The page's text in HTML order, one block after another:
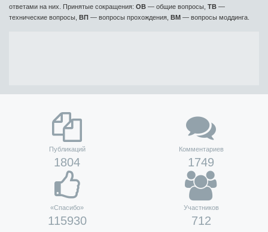
ответами на них. Принятые сокращения: ОВ — общие вопросы, ТВ —
технические вопросы, ВП — вопросы прохождения, ВМ — вопросы моддинга.
Публикаций
1804
Комментариев
1749
«Спасибо»
115930
Участников
712